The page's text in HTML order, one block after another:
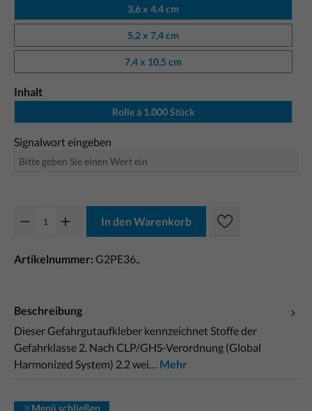
3,6 x 4,4 cm
5,2 x 7,4 cm
7,4 x 10,5 cm
Inhalt
Rolle á 1.000 Stück
Signalwort eingeben
In den Warenkorb
Artikelnummer: G2PE36..
Beschreibung
Dieser Gefahrgutaufkleber kennzeichnet Stoffe der
Gefahrklasse 2. Nach CLP/GHS-Verordnung (Global
Harmonized System) 2.2 wei… Mehr
Menü schließen